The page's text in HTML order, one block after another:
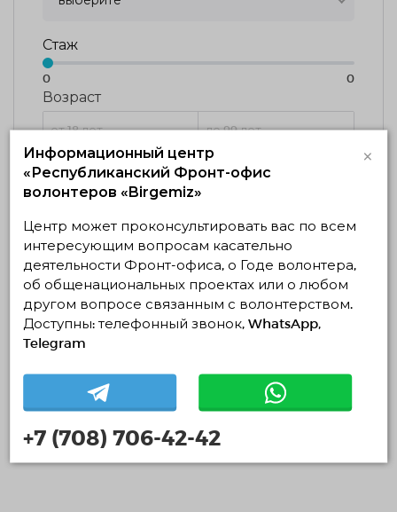
Стаж
0 0
Возраст
Сбросить
Сортировка
По-умолчанию
По дате создания
По рейтингу
Ничего не найдено
Информационный центр
«Республиканский Фронт-офис
волонтеров «Birgemiz»
×
Центр может проконсультировать вас по всем
интересующим вопросам касательно
деятельности Фронт-офиса, о Годе волонтера,
об общенациональных проектах или о любом
другом вопросе связанным с волонтерством.
Доступны: телефонный звонок, WhatsApp,
Telegram
+7 (708) 706-42-42